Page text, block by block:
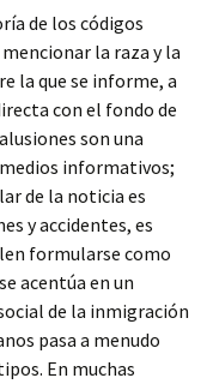
de los códigos
la raza y la
la que se informe, a
con el fondo de
son una
informativos;
de la noticia es
y accidentes, es
formularse como
acentúa en un
de la inmigración
pasa a menudo
En muchas